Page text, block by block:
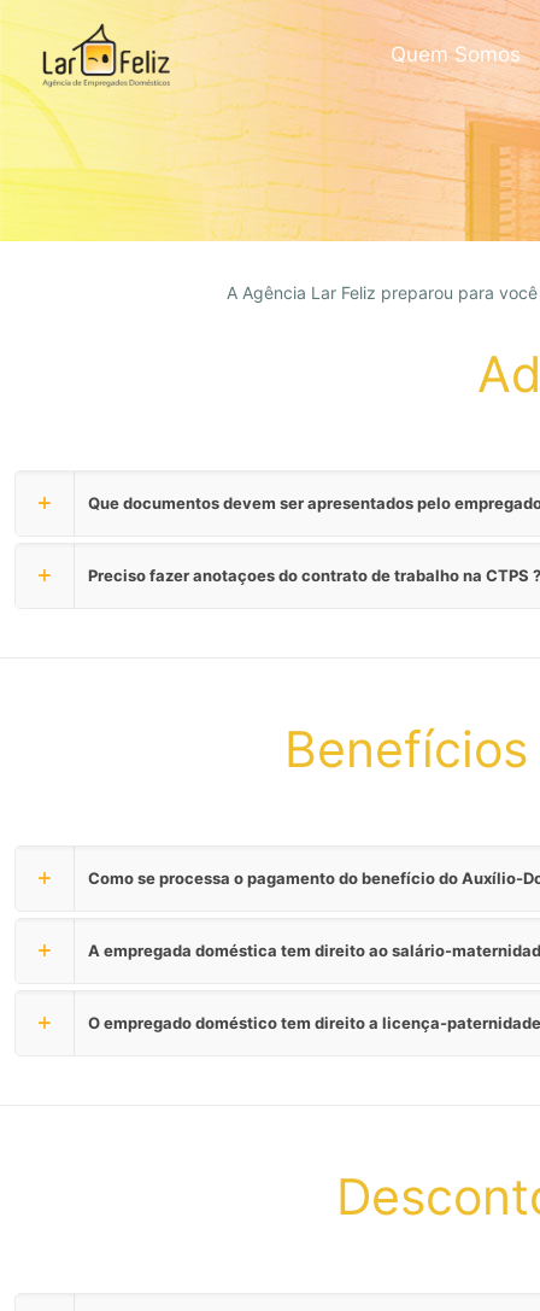
Quem Somos
A Agência Lar Feliz preparou para
Que documentos devem ser apresentados pelo
Preciso fazer anotaçoes do contrato de trabalho na CTPS ?
Como se processa o pagamento do benefício do Auxílio-
A empregada doméstica tem direito ao salário-
O empregado doméstico tem direito a licença-